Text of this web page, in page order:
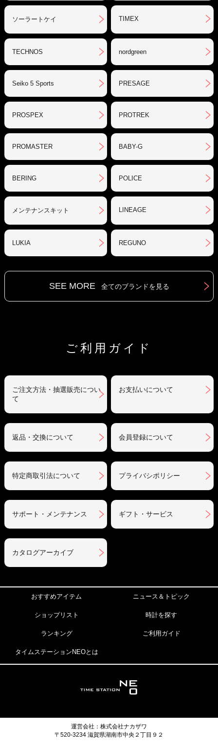
ソーラートケイ TIMEX
TECHNOS nordgreen
Seiko 5 Sports PRESAGE
PROSPEX PROTREK
PROMASTER BABY-G
BERING POLICE
メンテナンスキット LINEAGE
LUKIA REGUNO
SEE MORE 全てのブランドを見る
ご利用ガイド
ご注文方法・抽選販売につい
て
お支払いについて
返品・交換について 会員登録について
特定商取引法について プライバシポリシー
サポート・メンテナンス ギフト・サービス
カタログアーカイブ
おすすめアイテム ニュース＆トピック
ショップリスト 時計を探す
ランキング ご利用ガイド
タイムステーションNEOとは
運営会社：株式会社ナカザワ
〒520-3234 滋賀県湖南市中央２丁目９２